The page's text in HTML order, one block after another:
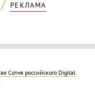
РЕКЛАМА
Cотня российского Digital